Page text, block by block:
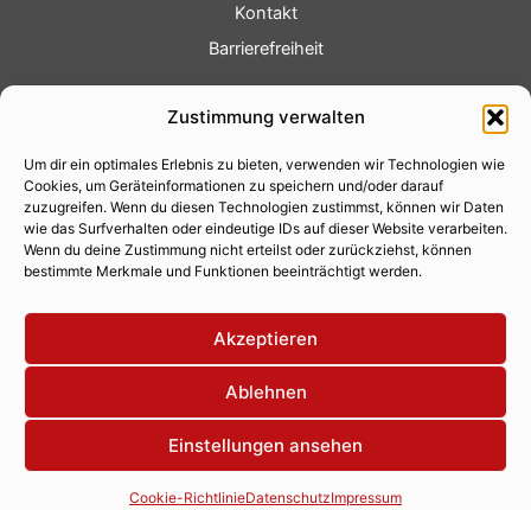
Zustimmung verwalten
Um dir ein optimales Erlebnis zu bieten, verwenden wir Technologien wie
Cookies, um Geräteinformationen zu speichern und/oder darauf
zuzugreifen. Wenn du diesen Technologien zustimmst, können wir Daten
wie das Surfverhalten oder eindeutige IDs auf dieser Website verarbeiten.
Wenn du deine Zustimmung nicht erteilst oder zurückziehst, können
bestimmte Merkmale und Funktionen beeinträchtigt werden.
Akzeptieren
Ablehnen
Einstellungen ansehen
Cookie-RichtlinieDatenschutzImpressum
Kontakt
Barrierefreiheit
Fotoservice
Videoservice
Werbung
Contenterstellung
Lokalnachrichten
Lokalfernsehen
Eventkalender